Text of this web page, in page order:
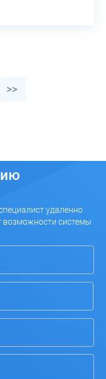
>>
удаленно
возможности системы